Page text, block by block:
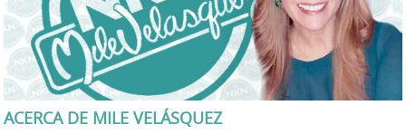
ACERCA DE MILE VELÁSQUEZ